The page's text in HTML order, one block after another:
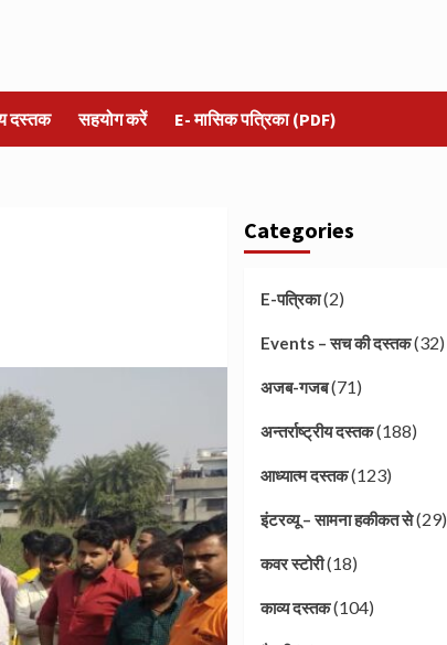
दस्तक सहयोग करें E- मासिक पत्रिका (PDF)
Categories
E-पत्रिका(2)
Events – सच की दस्तक(32)
अजब-गजब(71)
अन्तर्राष्ट्रीय दस्तक(188)
आध्यात्म दस्तक(123)
इंटरव्यू – सामना हकीकत से(29)
कवर स्टोरी(18)
काव्य दस्तक(104)